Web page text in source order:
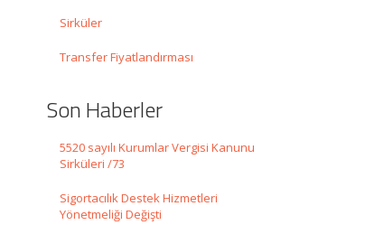
Sirküler
Transfer Fiyatlandırması
Son Haberler
5520 sayılı Kurumlar Vergisi Kanunu
Sirküleri /73
Sigortacılık Destek Hizmetleri
Yönetmeliği Değişti